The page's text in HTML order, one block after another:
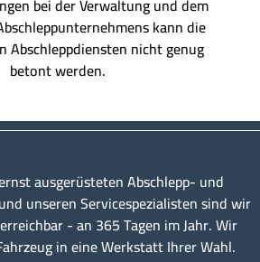
bei der Verwaltung und dem
kann die
Abschleppdiensten nicht genug
betont werden.
ausgerüsteten Abschlepp- und
unseren Servicespezialisten sind wir
- an 365 Tagen im Jahr. Wir
in eine Werkstatt Ihrer Wahl.